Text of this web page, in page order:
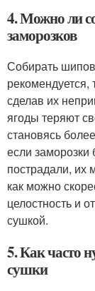
4. Можно ли
заморозков
Собирать
рекомендуется,
сделав их
ягоды теряют
становясь
если
пострадали, их
как можно
целостность и
сушкой.
5. Как часто
сушки